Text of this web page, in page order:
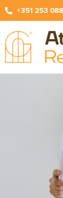
+351 253